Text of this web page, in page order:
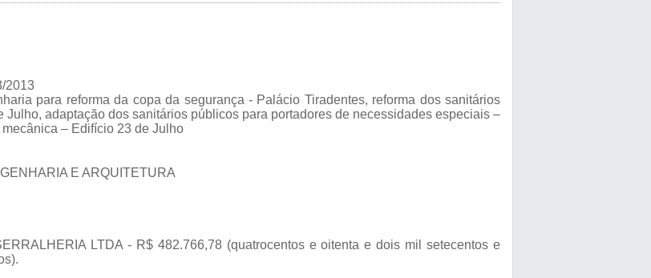
2013
para reforma da copa da segurança - Palácio Tiradentes, reforma dos sanitários
Julho, adaptação dos sanitários públicos para portadores de necessidades especiais –
– Edifício 23 de Julho
E ARQUITETURA
LTDA - R$ 482.766,78 (quatrocentos e oitenta e dois mil setecentos e